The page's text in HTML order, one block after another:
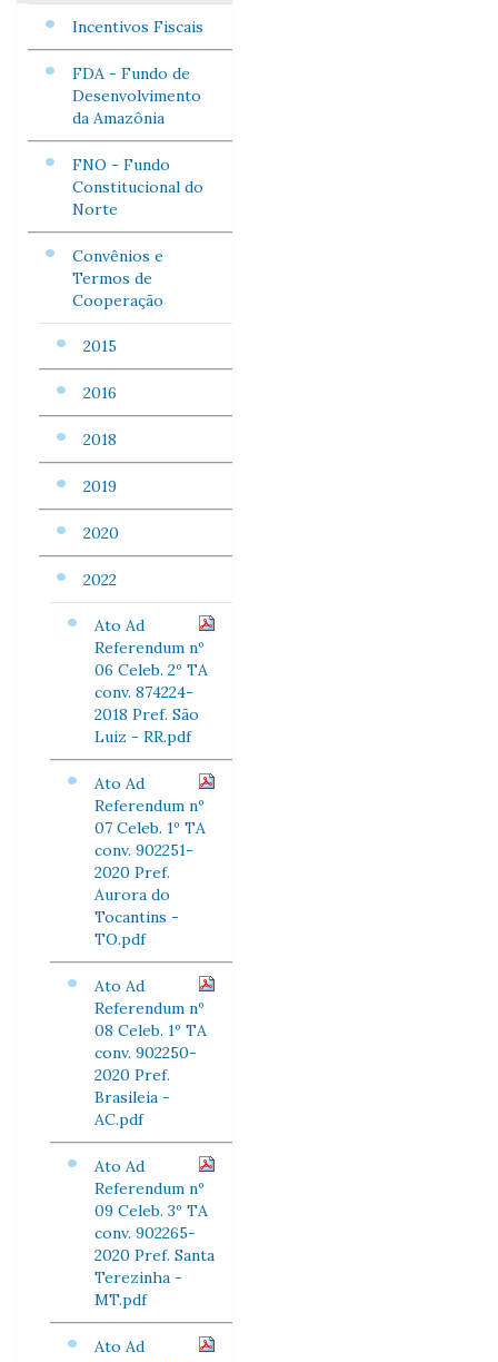
Incentivos Fiscais
FDA - Fundo de
Desenvolvimento
da Amazônia
FNO - Fundo
Constitucional do
Norte
Convênios e
Termos de
Cooperação
2015
2016
2018
2019
2020
2022
Ato Ad
Referendum nº
06 Celeb. 2º TA
conv. 874224-
2018 Pref. São
Luiz - RR.pdf
Ato Ad
Referendum nº
07 Celeb. 1º TA
conv. 902251-
2020 Pref.
Aurora do
Tocantins -
TO.pdf
Ato Ad
Referendum nº
08 Celeb. 1º TA
conv. 902250-
2020 Pref.
Brasileia -
AC.pdf
Ato Ad
Referendum nº
09 Celeb. 3º TA
conv. 902265-
2020 Pref. Santa
Terezinha -
MT.pdf
Ato Ad